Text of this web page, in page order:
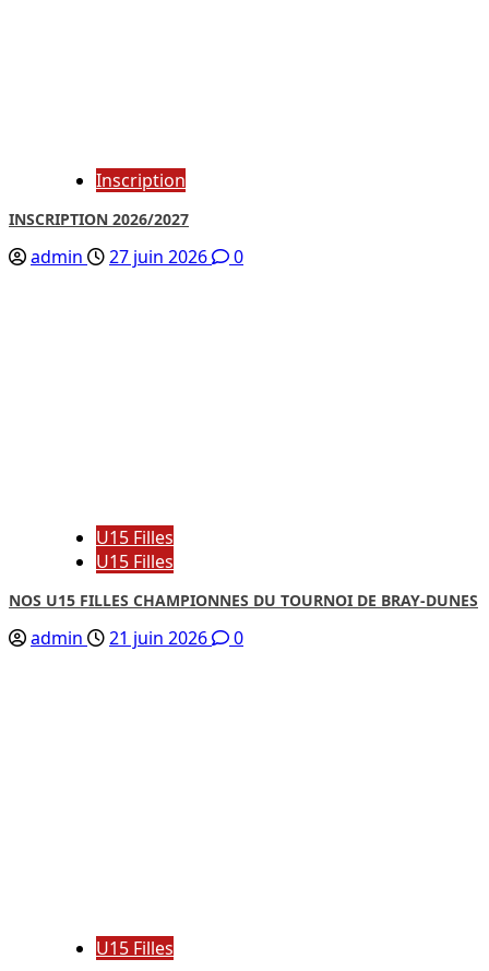
Inscription
INSCRIPTION 2026/2027
admin 27 juin 2026 0
U15 Filles
U15 Filles
NOS U15 FILLES CHAMPIONNES DU TOURNOI DE BRAY-DUNES
admin 21 juin 2026 0
U15 Filles